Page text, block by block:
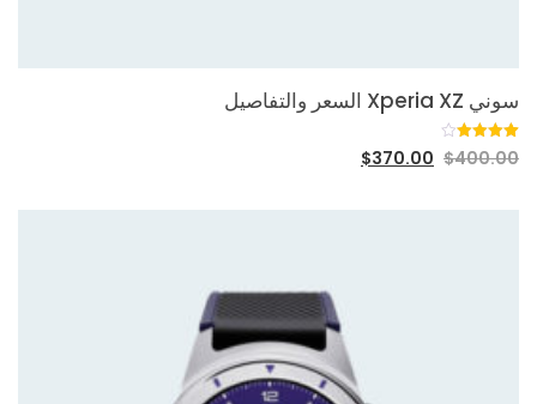
سوني Xperia XZ السعر والتفاصيل
تم التقييم
بـ4.00
تقييم
4
$400.00
$370.00